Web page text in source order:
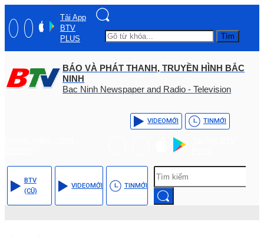
Tải App
BTV
PLUS
Tìm
BÁO VÀ PHÁT THANH, TRUYỀN HÌNH BẮC
NINH
Bac Ninh Newspaper and Radio - Television
VIDEOMỚI TINMỚI
BTV
(CŨ)
VIDEOMỚI TINMỚI